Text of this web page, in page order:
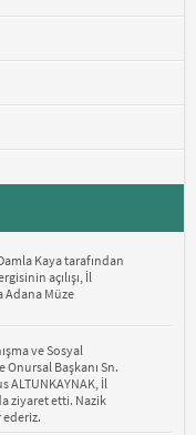
Kaya tarafından
açılışı, İl
Adana Müze
ve Sosyal
Onursal Başkanı Sn.
ALTUNKAYNAK, İl
ziyaret etti. Nazik